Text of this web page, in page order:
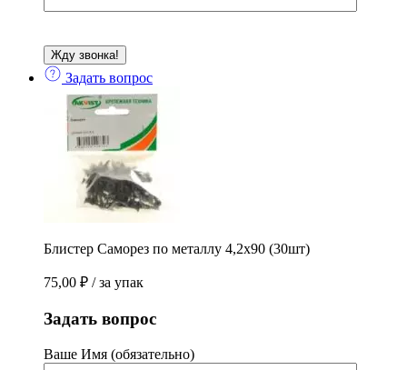
Задать вопрос
Блистер Саморез по металлу 4,2х90 (30шт)
75,00 ₽ / за упак
Задать вопрос
Ваше Имя (обязательно)